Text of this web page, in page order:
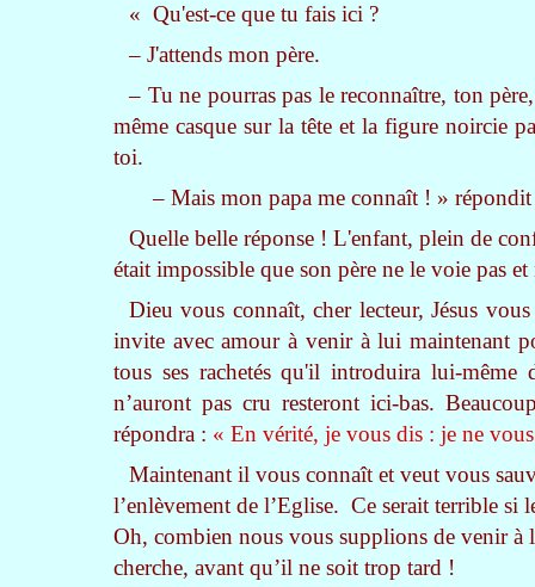
« Qu'est-ce que tu fais ici ?
– J'attends mon père.
– Tu ne pourras pas le reconnaître, ton
même casque sur la tête et la figure noircie
toi.
– Mais mon papa me connaît ! »
Quelle belle réponse ! L'enfant, plein de
était impossible que son père ne le voie pas et
Dieu vous connaît, cher lecteur, Jésus
invite avec amour à venir à lui maintenant
tous ses rachetés qu'il introduira lui-
n’auront pas cru resteront ici-bas.
répondra : « En vérité, je vous dis : je ne
Maintenant il vous connaît et veut vous
l’enlèvement de l’Eglise. Ce serait terrible si
Oh, combien nous vous supplions de venir
cherche, avant qu’il ne soit trop tard !